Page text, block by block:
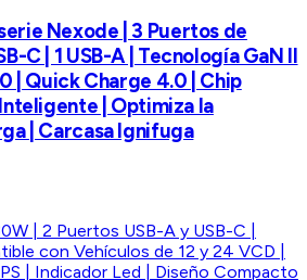
Nexode | 3 Puertos de
C | 1 USB-A | Tecnología GaN II
| Quick Charge 4.0 | Chip
| Optimiza la
| Carcasa Ignifuga